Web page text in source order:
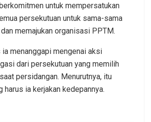
untuk mempersatukan
persekutuan untuk sama-sama
memajukan organisasi PPTM.
ia menanggapi mengenai aksi
dari persekutuan yang memilih
persidangan. Menurutnya, itu
harus ia kerjakan kedepannya.